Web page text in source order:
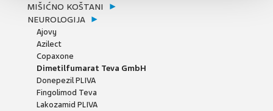
MIŠIĆNO KOŠTANI
NEUROLOGIJA
Ajovy
Azilect
Copaxone
Dimetilfumarat Teva GmbH
Donepezil PLIVA
Fingolimod Teva
Lakozamid PLIVA